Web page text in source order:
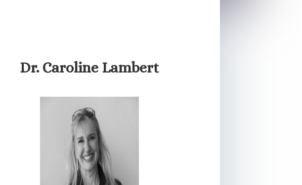
Dr. Caroline Lambert